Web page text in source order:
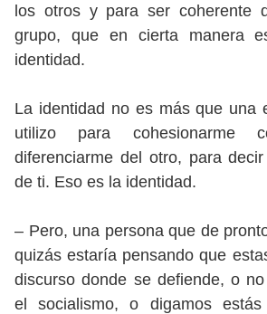
los otros y para ser coherente
grupo, que en cierta manera
identidad.
La identidad no es más que una
utilizo para cohesionarme
diferenciarme del otro, para
de ti. Eso es la identidad.
– Pero, una persona que de
quizás estaría pensando que
discurso donde se defiende, o
el socialismo, o digamos estás